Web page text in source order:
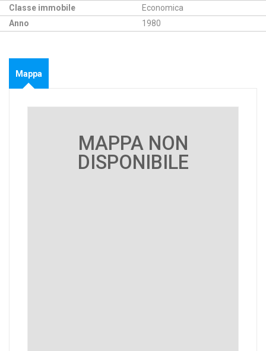
Classe immobile
Economica
Anno
1980
Mappa
MAPPA NON
DISPONIBILE